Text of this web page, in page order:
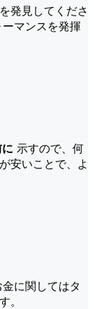
発見してくださ
ーマンスを発揮
示すので、何
安いことで、よ
に関してはタ
。